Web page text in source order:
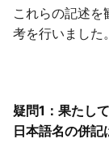
これらの記述
考を行いました。
疑問1：果たし
日本語名の併